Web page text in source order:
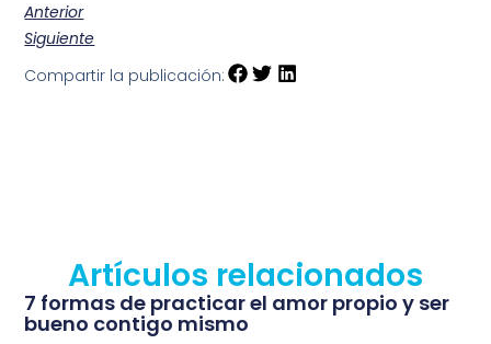
Anterior
Siguiente
Compartir la publicación:
Artículos relacionados
7 formas de practicar el amor propio y ser
bueno contigo mismo